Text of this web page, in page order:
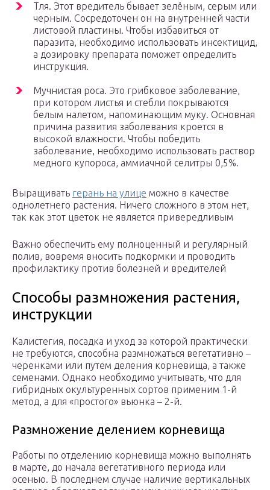
Тля. Этот вредитель бывает зелёным, серым или
черным. Сосредоточен он на внутренней части
листовой пластины. Чтобы избавиться от
паразита, необходимо использовать инсектицид,
а дозировку препарата поможет определить
инструкция.
Мучнистая роса. Это грибковое заболевание,
при котором листья и стебли покрываются
белым налетом, напоминающим муку. Основная
причина развития заболевания кроется в
высокой влажности. Чтобы победить
заболевание, необходимо использовать раствор
медного купороса, аммиачной селитры 0,5%.
Выращивать герань на улице можно в качестве
однолетнего растения. Ничего сложного в этом нет,
так как этот цветок не является привередливым
Важно обеспечить ему полноценный и регулярный
полив, вовремя вносить подкормки и проводить
профилактику против болезней и вредителей
Способы размножения растения,
инструкции
Калистегия, посадка и уход за которой практически
не требуются, способна размножаться вегетативно –
черенками или путем деления корневища, а также
семенами. Однако необходимо учитывать, что для
гибридных окультуренных сортов применим 1-й
метод, а для «простого» вьюнка – 2-й.
Размножение делением корневища
Работы по отделению корневища можно выполнять
в марте, до начала вегетативного периода или
осенью. В последнем случае наличие вертикальных